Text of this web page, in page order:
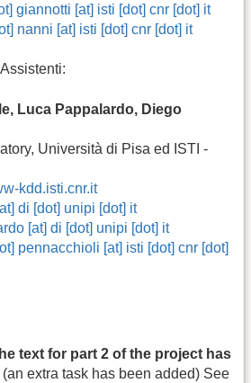
giannotti [at] isti [dot] cnr [dot] it
nanni [at] isti [dot] cnr [dot] it
Luca Pappalardo, Diego
Università di Pisa ed ISTI -
kdd.isti.cnr.it
di [dot] unipi [dot] it
[at] di [dot] unipi [dot] it
pennacchioli [at] isti [dot] cnr [dot]
text for part 2 of the project has
(an extra task has been added) See